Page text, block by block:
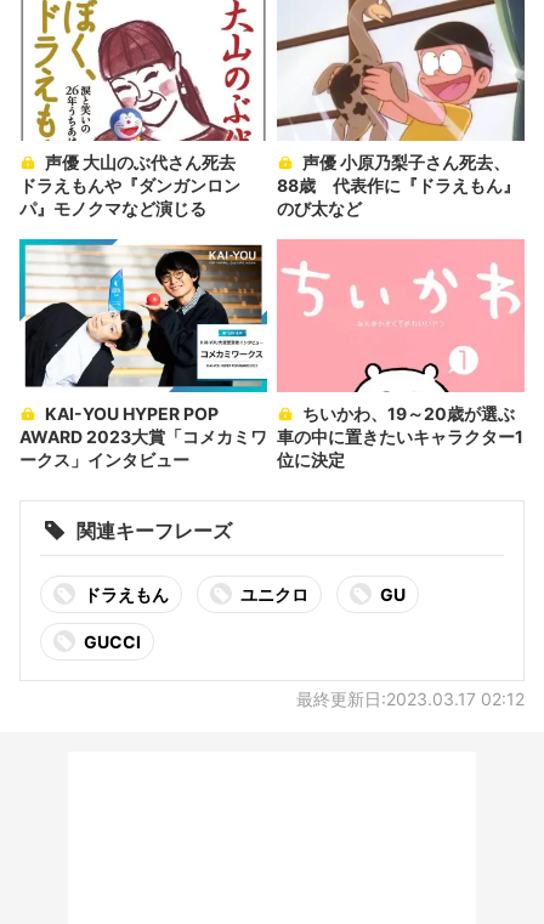
ドラえもんや『ダンガンロン
パ』モノクマなど演じる
88歳 代表作に『ドラえもん』
のび太など
AWARD 2023大賞「コメカミワ
ークス」インタビュー
車の中に置きたいキャラクター1
位に決定
関連キーフレーズ
ドラえもん ユニクロ GU
GUCCI
最終更新日:2023.03.17 02:12